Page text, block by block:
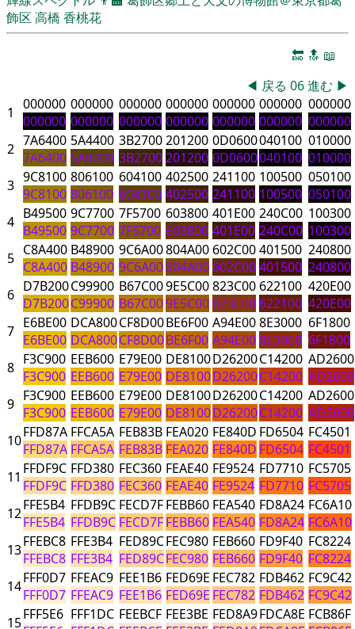
飾区 高橋 香桃花
🔚 🔝 📖
◀ 戻る 06進む ▶
1
000000
000000
000000
000000
000000
000000
000000
000000
000000
000000
000000
000000
000000
000000
2 7A6400
7A6400
5A4400
5A4400
3B2700
3B2700
201200
201200
0D0600
0D0600
040100
040100
010000
010000
3 9C8100
9C8100
806100
806100
604100
604100
402500
402500
241100
241100
100500
100500
050100
050100
4 B49500
B49500
9C7700
9C7700
7F5700
7F5700
603800
603800
401E00
401E00
240C00
240C00
100300
100300
5 C8A400
C8A400
B48900
B48900
9C6A00
9C6A00
804A00
804A00
602C00
602C00
401500
401500
240800
240800
6 D7B200
D7B200
C99900
C99900
B67C00
B67C00
9E5C00
9E5C00
823C00
823C00
622100
622100
420E00
420E00
7 E6BE00
E6BE00
DCA800
DCA800
CF8D00
CF8D00
BE6F00
BE6F00
A94E00
A94E00
8E3000
8E3000
6F1800
6F1800
8 F3C900
F3C900
EEB600
EEB600
E79E00
E79E00
DE8100
DE8100
D26200
D26200
C14200
C14200
AD2600
AD2600
9 F3C900
F3C900
EEB600
EEB600
E79E00
E79E00
DE8100
DE8100
D26200
D26200
C14200
C14200
AD2600
AD2600
10FFD87A
FFD87A
FFCA5A
FFCA5A
FEB83B
FEB83B
FEA020
FEA020
FE840D
FE840D
FD6504
FD6504
FC4501
FC4501
11 FFDF9C
FFDF9C
FFD380
FFD380
FEC360
FEC360
FEAE40
FEAE40
FE9524
FE9524
FD7710
FD7710
FC5705
FC5705
12FFE5B4
FFE5B4
FFDB9C
FFDB9C
FECD7F
FECD7F
FEBB60
FEBB60
FEA540
FEA540
FD8A24
FD8A24
FC6A10
FC6A10
13FFEBC8
FFEBC8
FFE3B4
FFE3B4
FED89C
FED89C
FEC980
FEC980
FEB660
FEB660
FD9F40
FD9F40
FC8224
FC8224
14FFF0D7
FFF0D7
FFEAC9
FFEAC9
FEE1B6
FEE1B6
FED69E
FED69E
FEC782
FEC782
FDB462
FDB462
FC9C42
FC9C42
15FFF5E6 FFF1DC FEEBCF FEE3BE FED8A9FDCA8E FCB86F